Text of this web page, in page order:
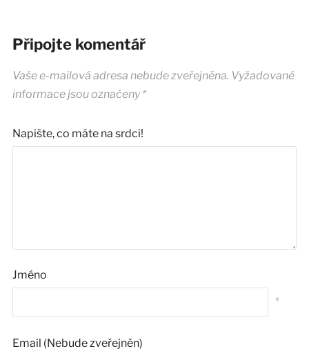
Připojte komentář
Vaše e-mailová adresa nebude zveřejněna. Vyžadované
informace jsou označeny*
Napište, co máte na srdci!
Jméno
*
Email (Nebude zveřejněn)